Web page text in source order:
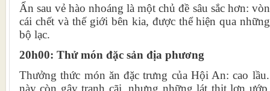
Ẩn sau vẻ hào nhoáng là một chủ đề sâu sắc hơn:
cái chết và thế giới bên kia, được thể hiện qua
bộ lạc.
20h00: Thử món đặc sản địa phương
Thưởng thức món ăn đặc trưng của Hội An: cao
này còn gây tranh cãi, nhưng những lát thịt lợn